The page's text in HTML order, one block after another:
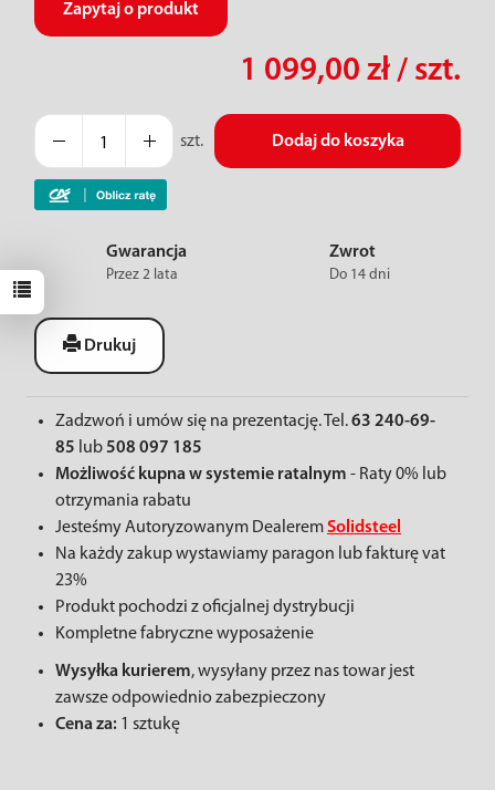
Zapytaj o produkt
1 099,00 zł / szt.
szt. Dodaj do koszyka
Gwarancja
Przez 2 lata
Zwrot
Do 14 dni
Drukuj
Zadzwoń i umów się na prezentację. Tel.63 240-69-
85 lub508 097 185
Możliwość kupna w systemie ratalnym - Raty 0% lub
otrzymania rabatu
Jesteśmy Autoryzowanym DealeremSolidsteel
Na każdy zakup wystawiamy paragon lub fakturę vat
23%
Produkt pochodzi z oficjalnej dystrybucji
Kompletne fabryczne wyposażenie
Wysyłka kurierem, wysyłany przez nas towar jest
zawsze odpowiednio zabezpieczony
Cena za: 1 sztukę